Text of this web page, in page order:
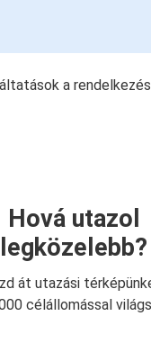
a
Hová utazol
legközelebb?
át utazási
célállomással